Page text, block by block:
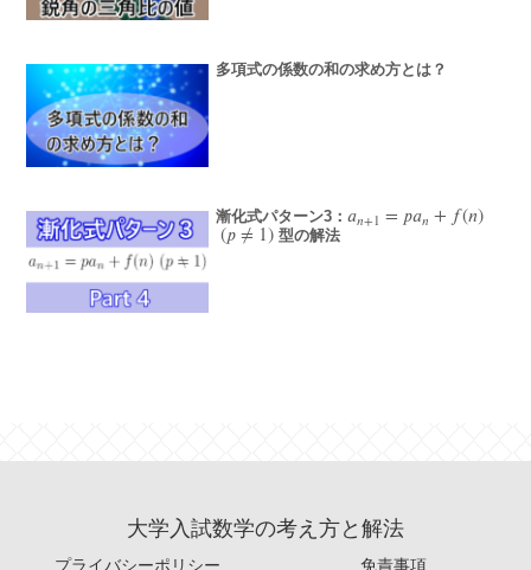
多項式の係数の和の求め方とは？
漸化式パターン3：𝑎𝑛+1 = 𝑝𝑎𝑛 + 𝑓(𝑛)
an+ 1 =p an+f (n)
(𝑝≠ 1)
(p≠1) 型の解法
大学入試数学の考え方と解法
プライバシーポリシー 免責事項